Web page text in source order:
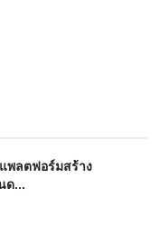
พลตฟอร์มสร้าง
ด...